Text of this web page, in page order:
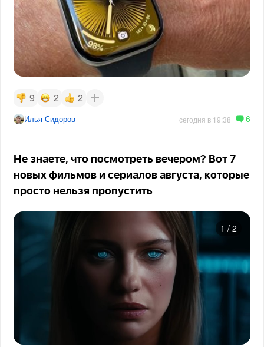
9 2 2
Илья Сидоров сегодня в 19:38 6
Не знаете, что посмотреть вечером? Вот 7
новых фильмов и сериалов августа, которые
просто нельзя пропустить
1 / 2